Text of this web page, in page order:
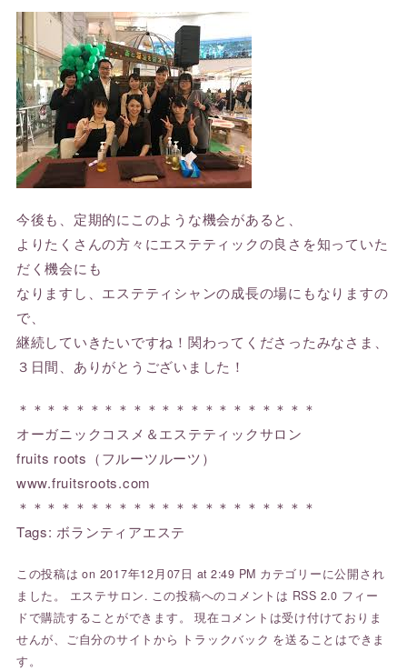
今後も、定期的にこのような機会があると、
よりたくさんの方々にエステティックの良さを知っていた
だく機会にも
なりますし、エステティシャンの成長の場にもなりますの
で、
継続していきたいですね！関わってくださったみなさま、
３日間、ありがとうございました！
＊＊＊＊＊＊＊＊＊＊＊＊＊＊＊＊＊＊＊＊＊
オーガニックコスメ＆エステティックサロン
fruits roots（フルーツルーツ）
www.fruitsroots.com
＊＊＊＊＊＊＊＊＊＊＊＊＊＊＊＊＊＊＊＊＊
Tags: ボランティアエステ
この投稿は on 2017年12月07日 at 2:49 PM カテゴリーに公開され
ました。 エステサロン. この投稿へのコメントは RSS 2.0 フィー
ドで購読することができます。 現在コメントは受け付けておりま
せんが、ご自分のサイトから トラックバック を送ることはできま
す。